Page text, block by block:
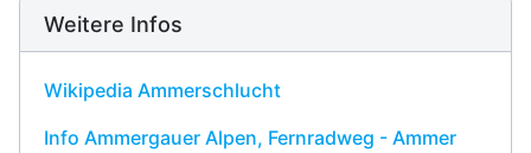
Weitere Infos
Wikipedia Ammerschlucht
Info Ammergauer Alpen, Fernradweg - Ammer